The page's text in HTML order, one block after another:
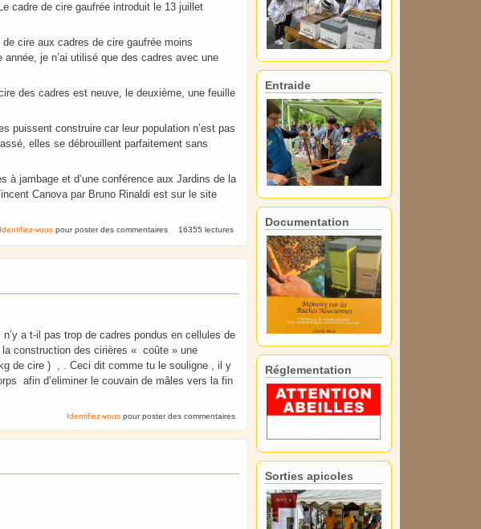
cadre de cire gaufrée introduit le 13 juillet
cire aux cadres de cire gaufrée moins
je n’ai utilisé que des cadres avec une
des cadres est neuve, le deuxième, une feuille
puissent construire car leur population n’est pas
elles se débrouillent parfaitement sans
à jambage et d’une conférence aux Jardins de la
Canova par Bruno Rinaldi est sur le site
Identifiez-vouspour poster des commentaires 16355 lectures
a t-il pas trop de cadres pondus en cellules de
construction des cirières « coûte » une
de cire ) , . Ceci dit comme tu le souligne , il y
afin d’eliminer le couvain de mâles vers la fin
Identifiez-vouspour poster des commentaires
Entraide
Documentation
Réglementation
Sorties apicoles